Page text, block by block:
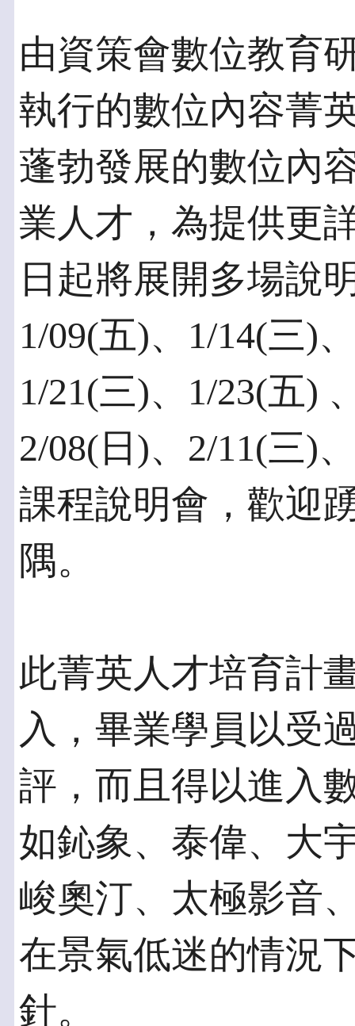
由資策會數位教育
執行的數位內容菁
蓬勃發展的數位內
業人才，為提供更
日起將展開多場說
1/09(五)、1/14(三)
1/21(三)、1/23(五)
2/08(日)、2/11(三)
課程說明會，歡迎
隅。
此菁英人才培育計
入，畢業學員以受
評，而且得以進入
如鈊象、泰偉、大
峻奧汀、太極影音
在景氣低迷的情況
針。